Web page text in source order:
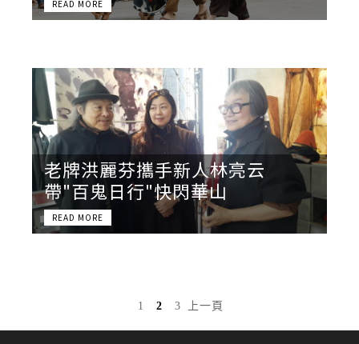
老牌洪麗芬攜手新人林亮云
帶"百鬼日行"快閃華山
1 2 3 上一頁